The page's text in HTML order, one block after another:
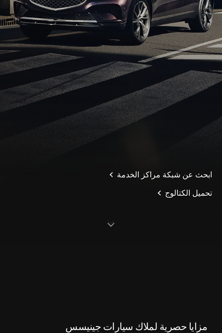
ابحث عن شبكة مراكز الخدمة
تحميل الكتالوج
S
c
o
l
l
o
w
مزايا حصرية لملاك سيارات جينيسس